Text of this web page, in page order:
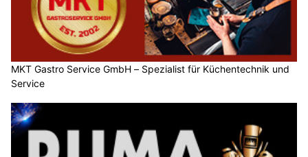
MKT Gastro Service GmbH – Spezialist für Küchentechnik und
Service